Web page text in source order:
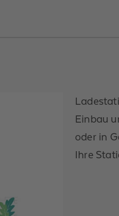
Einbau
oder in
Ihre